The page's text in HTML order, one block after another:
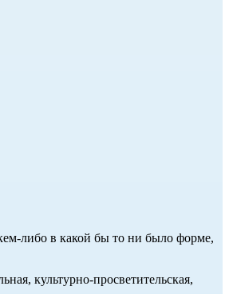
либо в какой бы то ни было форме,
культурно-просветительская,